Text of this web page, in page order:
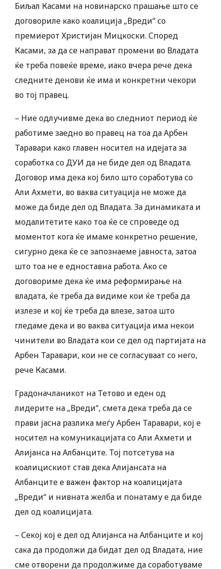
Биљал Касами на новинарско прашање што се
договориле како коалиција „Вреди“ со
премиерот Христијан Мицкоски. Според
Касами, за да се направат промени во Владата
ќе треба повеќе време, иако вчера рече дека
следните денови ќе има и конкретни чекори
во тој правец.
– Ние одлучивме дека во следниот период ќе
работиме заедно во правец на тоа да Арбен
Таравари како главен носител на идејата за
соработка со ДУИ да не биде дел од Владата.
Договор има дека кој било што соработува со
Али Ахмети, во ваква ситуација не може да
може да биде дел од Владата. За динамиката и
модалитетите како тоа ќе се спроведе од
моментот кога ќе имаме конкретно решение,
сигурно дека ќе се запознаеме јавноста, затоа
што тоа не е едноставна работа. Ако се
договориме дека ќе има реформирање на
владата, ќе треба да видиме кои ќе треба да
излезе и кој ќе треба да влезе, затоа што
гледаме дека и во ваква ситуација има некои
чинители во Владата кои се дел од партијата на
Арбен Таравари, кои не се согласуваат со него,
рече Касами.
Градоначланикот на Тетово и еден од
лидерите на „Вреди“, смета дека треба да се
прави јасна разлика меѓу Арбен Таравари, кој е
носител на комуникацијата со Али Ахмети и
Алијанса на Албанците. Тој потсетува на
коалицискиот став дека Алијансата на
Албанците е важен фактор на коалицијата
„Вреди“ и нивната желба и понатаму е да биде
дел од коалицијата.
– Секој кој е дел од Алијанса на Албанците и кој
сака да продолжи да бидат дел од Владата, ние
сме отворени да продолжиме да соработуваме